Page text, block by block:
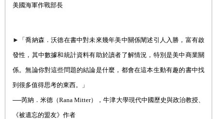
美國海軍作戰部長
► 「喬納森．沃德在書中對未來幾年美中關係闡述引人入勝，富有啟
發性，其中數據和統計資料有助於讀者了解情況，特別是美中商業關
係。無論你對這些問題的結論是什麼，都會在這本生動有趣的書中找
到很多值得思考的東西。」
──芮納．米德 （Rana Mitter） ，牛津大學現代中國歷史與政治教授、
《被遺忘的盟友》作者